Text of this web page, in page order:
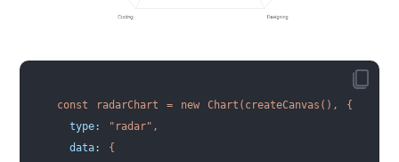
const radarChart = new Chart(createCanvas(),
{
type: "radar" ,
  data:
{